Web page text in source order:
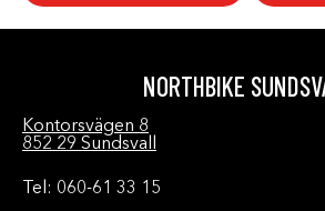
NORTHBIKE
Kontorsvägen 8
852 29 Sundsvall
Tel: 060-61 33 15